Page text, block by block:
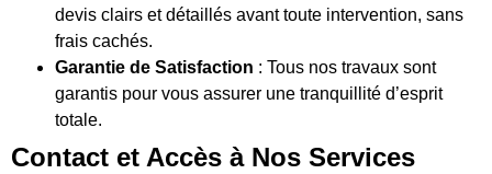
devis clairs et détaillés avant toute intervention, sans
frais cachés.
Garantie de Satisfaction : Tous nos travaux sont
garantis pour vous assurer une tranquillité d’esprit
totale.
Contact et Accès à Nos Services